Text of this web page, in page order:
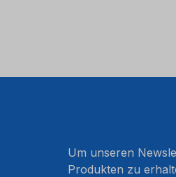
Um unseren
Produkten zu